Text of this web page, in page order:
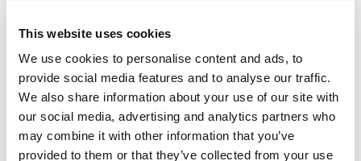
This website uses cookies
We use cookies to personalise content and ads, to
provide social media features and to analyse our traffic.
We also share information about your use of our site with
our social media, advertising and analytics partners who
may combine it with other information that you’ve
provided to them or that they’ve collected from your use